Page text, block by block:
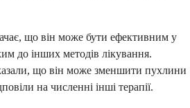
що він може бути ефективним у
до інших методів лікування.
що він може зменшити пухлини
на численні інші терапії.